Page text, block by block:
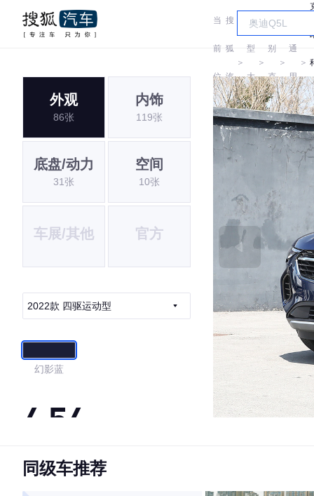
当
前
位
置:
搜
狐
汽
车
＞
车
型
大
全
＞
别
克
＞
通
用
别
克
＞
外观
86张
内饰
119张
底盘/动力
31张
空间
10张
车展/其他 官方
2022款 四驱运动型
幻影蓝
4.54
·外观表现较为优秀，优于55%同级车
同级车推荐